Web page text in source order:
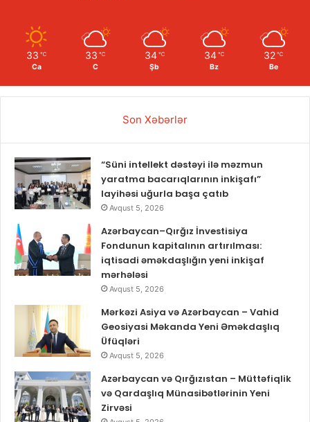
33 ℃
Ca
33 ℃
C
34 ℃
Şb
34 ℃
Bz
32 ℃
Be
Son Xəbərlər
“Süni intellekt dəstəyi ilə məzmun
yaratma bacarıqlarının inkişafı”
layihəsi uğurla başa çatıb
Avqust 5, 2026
Azərbaycan–Qırğız İnvestisiya
Fondunun kapitalının artırılması:
iqtisadi əməkdaşlığın yeni inkişaf
mərhələsi
Avqust 5, 2026
Mərkəzi Asiya və Azərbaycan – Vahid
Geosiyasi Məkanda Yeni Əməkdaşlıq
Üfüqləri
Avqust 5, 2026
Azərbaycan və Qırğızıstan – Müttəfiqlik
və Qardaşlıq Münasibətlərinin Yeni
Zirvəsi